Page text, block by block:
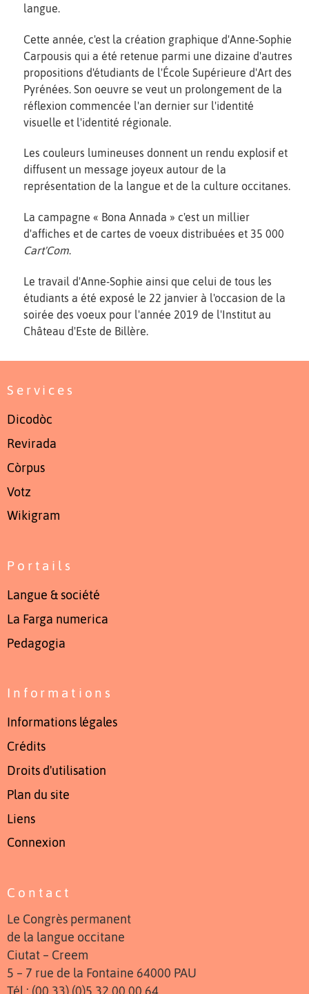
langue.
Cette année, c'est la création graphique d'Anne-Sophie
Carpousis qui a été retenue parmi une dizaine d'autres
propositions d'étudiants de l'École Supérieure d'Art des
Pyrénées. Son oeuvre se veut un prolongement de la
réflexion commencée l'an dernier sur l'identité
visuelle et l'identité régionale.
Les couleurs lumineuses donnent un rendu explosif et
diffusent un message joyeux autour de la
représentation de la langue et de la culture occitanes.
La campagne « Bona Annada » c'est un millier
d'affiches et de cartes de voeux distribuées et 35 000
Cart'Com.
Le travail d'Anne-Sophie ainsi que celui de tous les
étudiants a été exposé le 22 janvier à l'occasion de la
soirée des voeux pour l'année 2019 de l'Institut au
Château d'Este de Billère.
Services
Dicodòc
Revirada
Còrpus
Votz
Wikigram
Portails
Langue & société
La Farga numerica
Pedagogia
Informations
Informations légales
Crédits
Droits d'utilisation
Plan du site
Liens
Connexion
Contact
Le Congrès permanent
de la langue occitane
Ciutat – Creem
5 – 7 rue de la Fontaine 64000 PAU
Tél : (00 33) (0)5 32 00 00 64